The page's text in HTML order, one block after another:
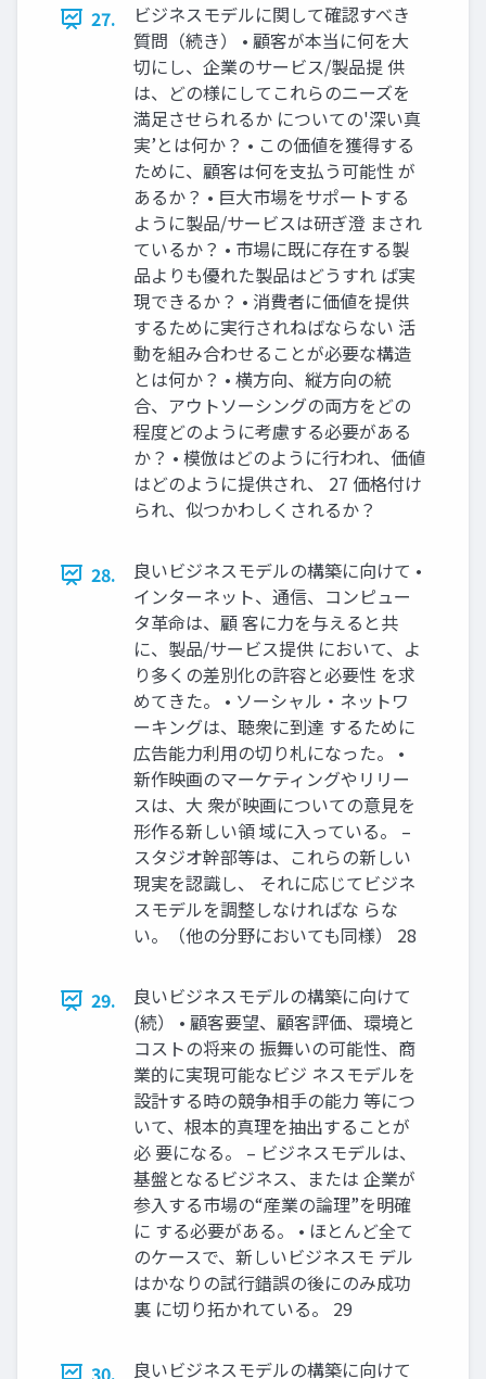
27.
ビジネスモデルに関して確認すべき
質問（続き） • 顧客が本当に何を大
切にし、企業のサービス/製品提 供
は、どの様にしてこれらのニーズを
満足させられるか についての'深い真
実’とは何か？ • この価値を獲得する
ために、顧客は何を支払う可能性 が
あるか？ • 巨大市場をサポートする
ように製品/サービスは研ぎ澄 まされ
ているか？ • 市場に既に存在する製
品よりも優れた製品はどうすれ ば実
現できるか？ • 消費者に価値を提供
するために実行されねばならない 活
動を組み合わせることが必要な構造
とは何か？ • 横方向、縦方向の統
合、アウトソーシングの両方をどの
程度どのように考慮する必要がある
か？ • 模倣はどのように行われ、価値
はどのように提供され、 27 価格付け
られ、似つかわしくされるか？
28.
良いビジネスモデルの構築に向けて •
インターネット、通信、コンピュー
タ革命は、顧 客に力を与えると共
に、製品/サービス提供 において、よ
り多くの差別化の許容と必要性 を求
めてきた。 • ソーシャル・ネットワ
ーキングは、聴衆に到達 するために
広告能力利用の切り札になった。 •
新作映画のマーケティングやリリー
スは、大 衆が映画についての意見を
形作る新しい領 域に入っている。 –
スタジオ幹部等は、これらの新しい
現実を認識し、 それに応じてビジネ
スモデルを調整しなければな らな
い。（他の分野においても同様） 28
29.
良いビジネスモデルの構築に向けて
(続） • 顧客要望、顧客評価、環境と
コストの将来の 振舞いの可能性、商
業的に実現可能なビジ ネスモデルを
設計する時の競争相手の能力 等につ
いて、根本的真理を抽出することが
必 要になる。 – ビジネスモデルは、
基盤となるビジネス、または 企業が
参入する市場の“産業の論理”を明確
に する必要がある。 • ほとんど全て
のケースで、新しいビジネスモ デル
はかなりの試行錯誤の後にのみ成功
裏 に切り拓かれている。 29
良いビジネスモデルの構築に向けて